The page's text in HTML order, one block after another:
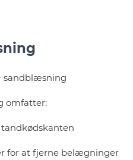
sandblæsning
omfatter:
for at fjerne belægninger